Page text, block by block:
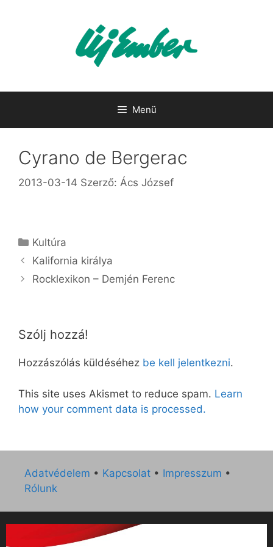
Menü
Cyrano de Bergerac
2013-03-14 Szerző: Ács József
Kategória
Kultúra
Ka­li­for­nia ki­rá­lya
Rocklexikon – Demjén Fe­renc
Szólj hozzá!
Hozzászólás küldéséhez be kell jelentkezni.
This site uses Akismet to reduce spam. Learn
how your comment data is processed.
Adatvédelem • Kapcsolat • Impresszum •
Rólunk